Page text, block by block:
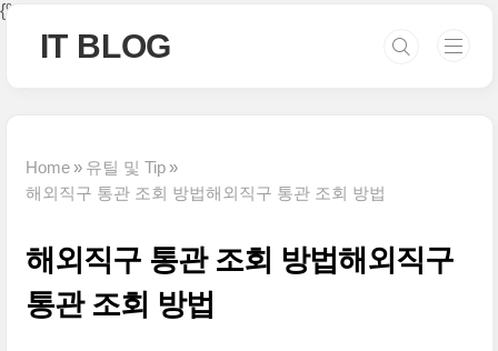
{% if category %}
본문 바로가기
IT BLOG
Home
유틸 및 Tip
해외직구 통관 조회 방법해외직구 통관 조회 방법
해외직구 통관 조회 방법해외직구
통관 조회 방법